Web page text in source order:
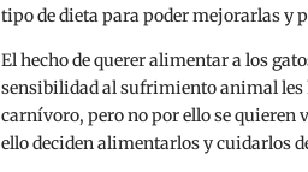
tipo de dieta para poder mejorarlas y
El hecho de querer alimentar a los
sensibilidad al sufrimiento animal les
carnívoro, pero no por ello se quieren
ello deciden alimentarlos y cuidarlos